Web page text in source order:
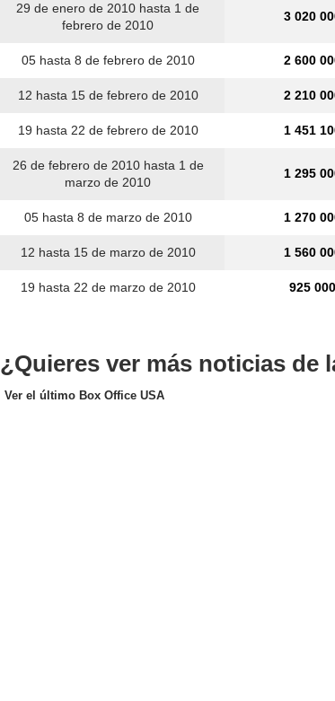
29 de enero de 2010 hasta 1 de
febrero de 2010
3 020
05 hasta 8 de febrero de 2010 2 600
12 hasta 15 de febrero de 2010 2 210
19 hasta 22 de febrero de 2010 1 451
26 de febrero de 2010 hasta 1 de
marzo de 2010
1 295
05 hasta 8 de marzo de 2010 1 270
12 hasta 15 de marzo de 2010 1 560
19 hasta 22 de marzo de 2010 925 000
¿Quieres ver más noticias de
Ver el último Box Office USA